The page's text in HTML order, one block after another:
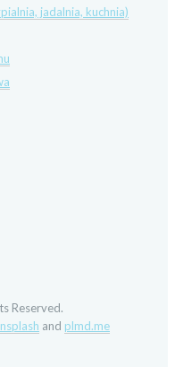
jadalnia, kuchnia)
Reserved.
and plmd.me